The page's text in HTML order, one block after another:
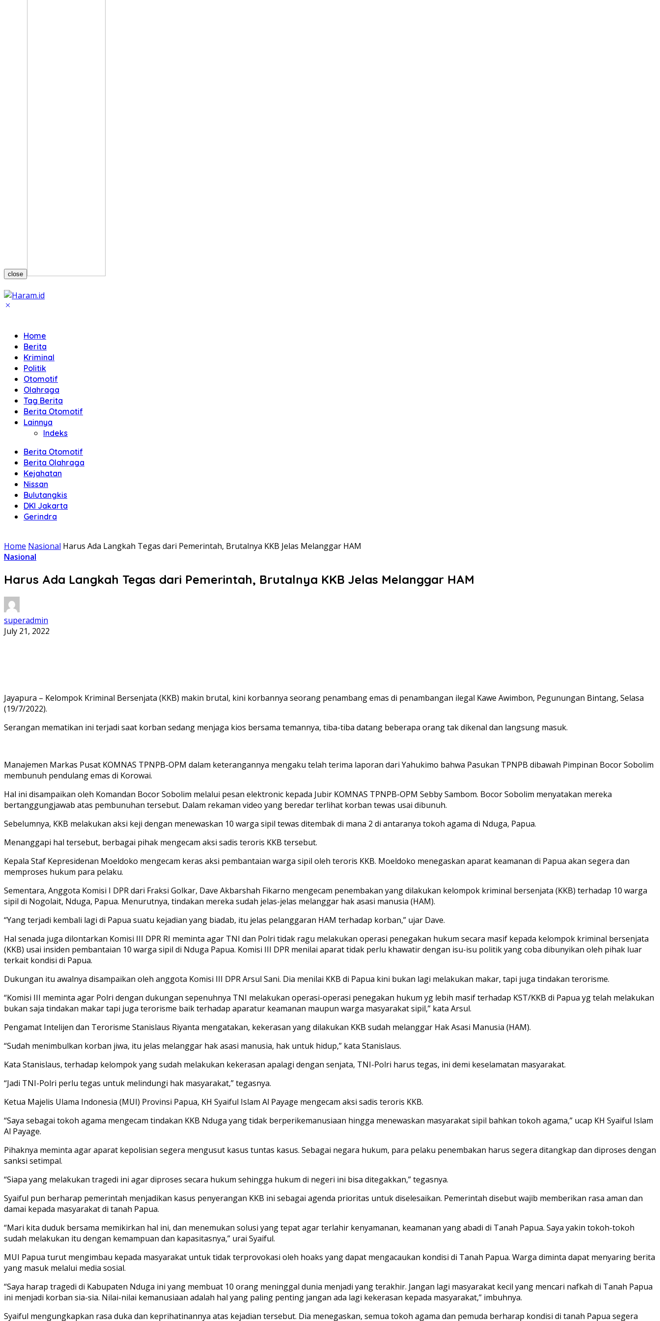
close
Home
Berita
Kriminal
Politik
Otomotif
Olahraga
Tag Berita
Berita Otomotif
Lainnya
Indeks
Berita Otomotif
Berita Olahraga
Kejahatan
Nissan
Bulutangkis
DKI Jakarta
Gerindra
Home Nasional Harus Ada Langkah Tegas dari Pemerintah, Brutalnya KKB Jelas Melanggar HAM
Nasional
Harus Ada Langkah Tegas dari Pemerintah, Brutalnya KKB Jelas Melanggar HAM
superadmin
July 21, 2022
Jayapura – Kelompok Kriminal Bersenjata (KKB) makin brutal, kini korbannya seorang penambang emas di penambangan ilegal Kawe Awimbon, Pegunungan Bintang, Selasa
(19/7/2022).
Serangan mematikan ini terjadi saat korban sedang menjaga kios bersama temannya, tiba-tiba datang beberapa orang tak dikenal dan langsung masuk.
Manajemen Markas Pusat KOMNAS TPNPB-OPM dalam keterangannya mengaku telah terima laporan dari Yahukimo bahwa Pasukan TPNPB dibawah Pimpinan Bocor Sobolim
membunuh pendulang emas di Korowai.
Hal ini disampaikan oleh Komandan Bocor Sobolim melalui pesan elektronic kepada Jubir KOMNAS TPNPB-OPM Sebby Sambom. Bocor Sobolim menyatakan mereka
bertanggungjawab atas pembunuhan tersebut. Dalam rekaman video yang beredar terlihat korban tewas usai dibunuh.
Sebelumnya, KKB melakukan aksi keji dengan menewaskan 10 warga sipil tewas ditembak di mana 2 di antaranya tokoh agama di Nduga, Papua.
Menanggapi hal tersebut, berbagai pihak mengecam aksi sadis teroris KKB tersebut.
Kepala Staf Kepresidenan Moeldoko mengecam keras aksi pembantaian warga sipil oleh teroris KKB. Moeldoko menegaskan aparat keamanan di Papua akan segera dan
memproses hukum para pelaku.
Sementara, Anggota Komisi I DPR dari Fraksi Golkar, Dave Akbarshah Fikarno mengecam penembakan yang dilakukan kelompok kriminal bersenjata (KKB) terhadap 10 warga
sipil di Nogolait, Nduga, Papua. Menurutnya, tindakan mereka sudah jelas-jelas melanggar hak asasi manusia (HAM).
“Yang terjadi kembali lagi di Papua suatu kejadian yang biadab, itu jelas pelanggaran HAM terhadap korban,” ujar Dave.
Hal senada juga dilontarkan Komisi III DPR RI meminta agar TNI dan Polri tidak ragu melakukan operasi penegakan hukum secara masif kepada kelompok kriminal bersenjata
(KKB) usai insiden pembantaian 10 warga sipil di Nduga Papua. Komisi III DPR menilai aparat tidak perlu khawatir dengan isu-isu politik yang coba dibunyikan oleh pihak luar
terkait kondisi di Papua.
Dukungan itu awalnya disampaikan oleh anggota Komisi III DPR Arsul Sani. Dia menilai KKB di Papua kini bukan lagi melakukan makar, tapi juga tindakan terorisme.
“Komisi III meminta agar Polri dengan dukungan sepenuhnya TNI melakukan operasi-operasi penegakan hukum yg lebih masif terhadap KST/KKB di Papua yg telah melakukan
bukan saja tindakan makar tapi juga terorisme baik terhadap aparatur keamanan maupun warga masyarakat sipil,” kata Arsul.
Pengamat Intelijen dan Terorisme Stanislaus Riyanta mengatakan, kekerasan yang dilakukan KKB sudah melanggar Hak Asasi Manusia (HAM).
“Sudah menimbulkan korban jiwa, itu jelas melanggar hak asasi manusia, hak untuk hidup,” kata Stanislaus.
Kata Stanislaus, terhadap kelompok yang sudah melakukan kekerasan apalagi dengan senjata, TNI-Polri harus tegas, ini demi keselamatan masyarakat.
“Jadi TNI-Polri perlu tegas untuk melindungi hak masyarakat,” tegasnya.
Ketua Majelis Ulama Indonesia (MUI) Provinsi Papua, KH Syaiful Islam Al Payage mengecam aksi sadis teroris KKB.
“Saya sebagai tokoh agama mengecam tindakan KKB Nduga yang tidak berperikemanusiaan hingga menewaskan masyarakat sipil bahkan tokoh agama,” ucap KH Syaiful Islam
Al Payage.
Pihaknya meminta agar aparat kepolisian segera mengusut kasus tuntas kasus. Sebagai negara hukum, para pelaku penembakan harus segera ditangkap dan diproses dengan
sanksi setimpal.
“Siapa yang melakukan tragedi ini agar diproses secara hukum sehingga hukum di negeri ini bisa ditegakkan,” tegasnya.
Syaiful pun berharap pemerintah menjadikan kasus penyerangan KKB ini sebagai agenda prioritas untuk diselesaikan. Pemerintah disebut wajib memberikan rasa aman dan
damai kepada masyarakat di tanah Papua.
“Mari kita duduk bersama memikirkan hal ini, dan menemukan solusi yang tepat agar terlahir kenyamanan, keamanan yang abadi di Tanah Papua. Saya yakin tokoh-tokoh
sudah melakukan itu dengan kemampuan dan kapasitasnya,” urai Syaiful.
MUI Papua turut mengimbau kepada masyarakat untuk tidak terprovokasi oleh hoaks yang dapat mengacaukan kondisi di Tanah Papua. Warga diminta dapat menyaring berita
yang masuk melalui media sosial.
“Saya harap tragedi di Kabupaten Nduga ini yang membuat 10 orang meninggal dunia menjadi yang terakhir. Jangan lagi masyarakat kecil yang mencari nafkah di Tanah Papua
ini menjadi korban sia-sia. Nilai-nilai kemanusiaan adalah hal yang paling penting jangan ada lagi kekerasan kepada masyarakat,” imbuhnya.
Syaiful mengungkapkan rasa duka dan keprihatinannya atas kejadian tersebut. Dia menegaskan, semua tokoh agama dan pemuda berharap kondisi di tanah Papua segera